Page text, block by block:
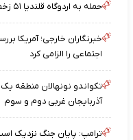
حمله به اردوگاه قلندیا ۵۱ زخمی و بیش از ۷۰ بازداشتی برجا گذاشت
خبرنگاران خارجی؛ آمریکا
اجتماعی را الزامی کرد
تکواندو نونهالان منطقه
آذربایجان غربی دوم و سوم
ترامپ: پایان جنگ نزدیک